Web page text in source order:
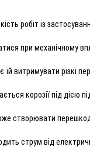
робіт із
при механічному
їй витримувати різкі
корозії під дією
створювати перешкоди
струм від